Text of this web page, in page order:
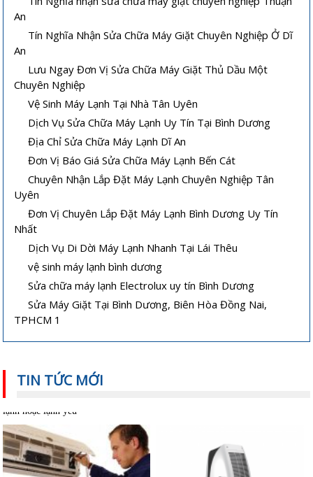
An
Tín Nghĩa Nhận Sửa Chữa Máy Giặt Chuyên Nghiệp Ở Dĩ
An
Lưu Ngay Đơn Vị Sửa Chữa Máy Giặt Thủ Dầu Một
Chuyên Nghiệp
Vệ Sinh Máy Lạnh Tại Nhà Tân Uyên
Dịch Vụ Sửa Chữa Máy Lạnh Uy Tín Tại Bình Dương
Địa Chỉ Sửa Chữa Máy Lạnh Dĩ An
Đơn Vị Báo Giá Sửa Chữa Máy Lạnh Bến Cát
Chuyên Nhận Lắp Đặt Máy Lạnh Chuyên Nghiệp Tân
Uyên
Đơn Vị Chuyên Lắp Đặt Máy Lạnh Bình Dương Uy Tín
Nhất
Dịch Vụ Di Dời Máy Lạnh Nhanh Tại Lái Thêu
vệ sinh máy lạnh bình dương
Sửa chữa máy lạnh Electrolux uy tín Bình Dương
Sửa Máy Giặt Tại Bình Dương, Biên Hòa Đồng Nai,
TPHCM 1
TIN TỨC MỚI
Cách sửa máy lạnh âm trần không
lạnh hoặc lạnh yếu